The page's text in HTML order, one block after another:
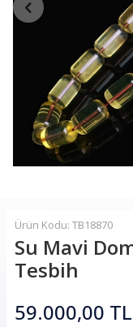
Ürün Kodu: TB18870
Su Mavi
Tesbih
59.000,00 TL